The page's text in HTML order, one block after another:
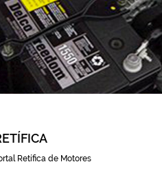
Retífica de Motores